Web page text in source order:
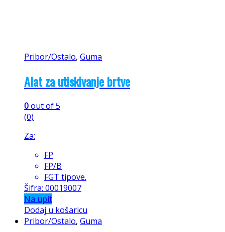
Pribor/Ostalo, Guma
Alat za utiskivanje brtve
0out of 5
(0)
Za:
FP
FP/B
FGT tipove.
Šifra: 00019007
Na upit
Dodaj u košaricu
Pribor/Ostalo, Guma